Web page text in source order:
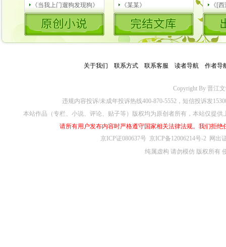
《当我上门遛狗发现狗》
《某某》
《[
关于我们 联系方式 联系客服 读者导航 作者导
Copyright By 晋江
违规内容投诉/未成年投诉热线400-870-5552，短信投诉发
本站作品（专栏、小说、评论、贴子等）版权均为原创者所有，本站仅提
请所有用户发布内容时严格遵守国家相关法律法规。我们拒
京ICP证080637号 京ICP备12006214号-2 网出
纯属虚构 请勿模仿 版权所有